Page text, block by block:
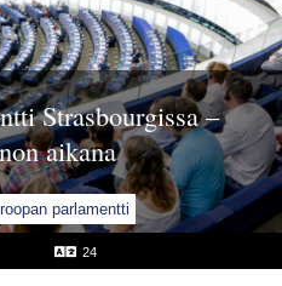
Strasbourgissa –
aikana
parlamentti
24